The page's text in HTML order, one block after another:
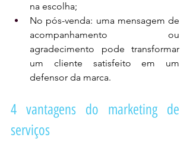
na escolha;
No pós-venda: uma mensagem de
acompanhamento ou
agradecimento pode transformar
um cliente satisfeito em um
defensor da marca.
4 vantagens do marketing de
serviços